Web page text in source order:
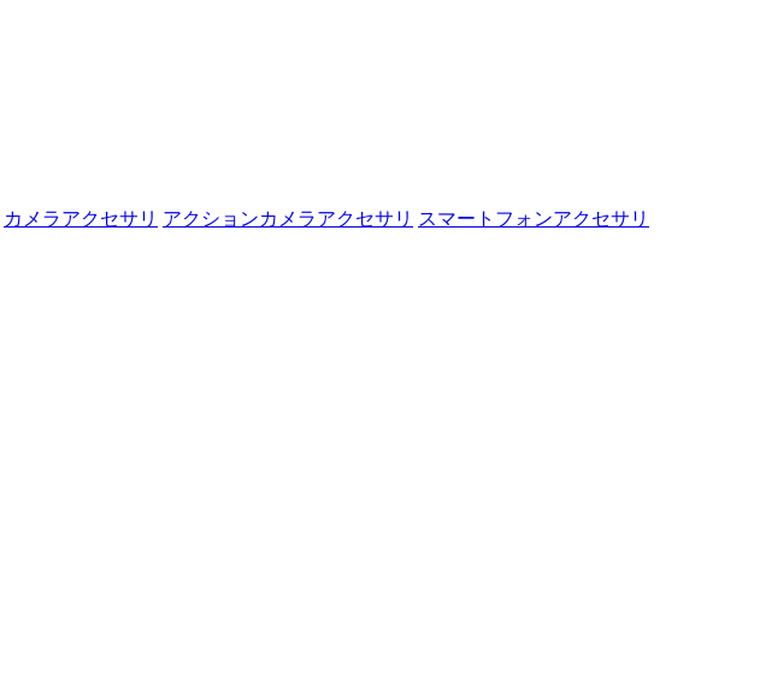
カメラアクセサリ アクションカメラアクセサリ スマートフォンアクセサリ